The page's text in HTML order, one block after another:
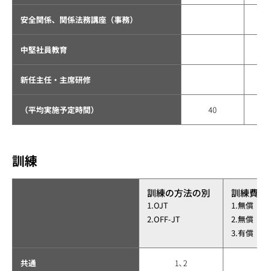
安全関係、関係法務講座（事務）
中堅社員教育
新任主任・主席研修
（平均実施予定時間） 40
訓練
訓練の方法の別
1.OJT
2.OFF-JT
訓練費
1.無償（
2.無償（
3.有償
共通 1､2